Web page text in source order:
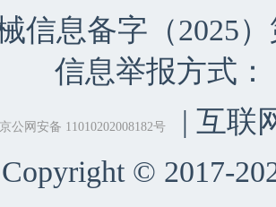
信息备字（2025
信息举报方式：
京公网安备 11010202008182号
| 互联
Copyright © 2017-